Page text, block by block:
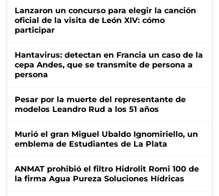
Lanzaron un concurso para elegir la canción
oficial de la visita de León XIV: cómo
participar
Hantavirus: detectan en Francia un caso de la
cepa Andes, que se transmite de persona a
persona
Pesar por la muerte del representante de
modelos Leandro Rud a los 51 años
Murió el gran Miguel Ubaldo Ignomiriello, un
emblema de Estudiantes de La Plata
ANMAT prohibió el filtro Hidrolit Romi 100 de
la firma Agua Pureza Soluciones Hídricas